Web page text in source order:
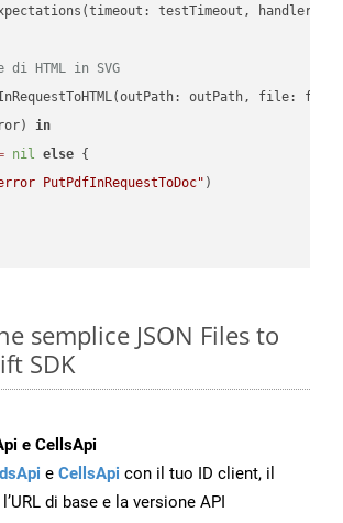
testTimeout, handler:
di HTML in SVG
outPath, file: file.
in
nil else {
PutPdfInRequestToDoc" )
semplice JSON Files to
SDK
e CellsApi
e CellsApi con il tuo ID client, il
di base e la versione API